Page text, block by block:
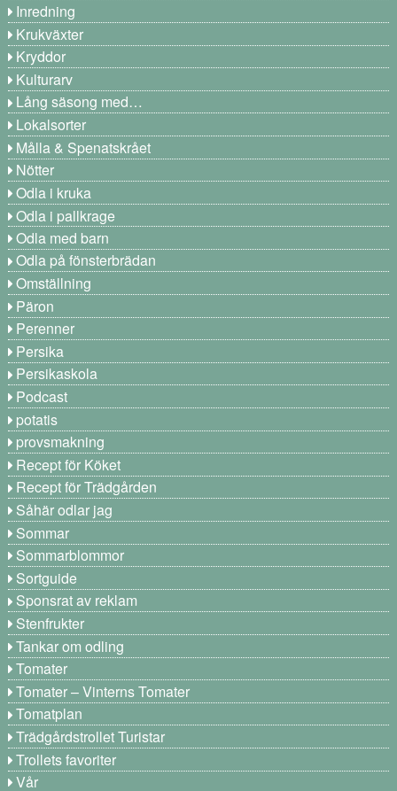
Inredning
Krukväxter
Kryddor
Kulturarv
Lång säsong med…
Lokalsorter
Målla & Spenatskrået
Nötter
Odla i kruka
Odla i pallkrage
Odla med barn
Odla på fönsterbrädan
Omställning
Päron
Perenner
Persika
Persikaskola
Podcast
potatis
provsmakning
Recept för Köket
Recept för Trädgården
Såhär odlar jag
Sommar
Sommarblommor
Sortguide
Sponsrat av reklam
Stenfrukter
Tankar om odling
Tomater
Tomater – Vinterns Tomater
Tomatplan
Trädgårdstrollet Turistar
Trollets favoriter
Vår